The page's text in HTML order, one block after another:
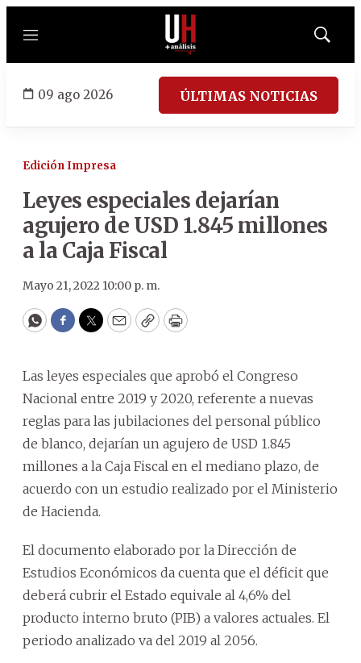
Menú
Mostrar
09 ago 2026 ÚLTIMAS NOTICIAS
Edición Impresa
Leyes especiales dejarían
agujero de USD 1.845 millones
a la Caja Fiscal
Mayo 21, 2022 10:00 p. m.
WhatsApp
Facebook
Twitter
EmailCopyPrint
Las leyes especiales que aprobó el Congreso
Nacional entre 2019 y 2020, referente a nuevas
reglas para las jubilaciones del personal público
de blanco, dejarían un agujero de USD 1.845
millones a la Caja Fiscal en el mediano plazo, de
acuerdo con un estudio realizado por el Ministerio
de Hacienda.
El documento elaborado por la Dirección de
Estudios Económicos da cuenta que el déficit que
deberá cubrir el Estado equivale al 4,6% del
producto interno bruto (PIB) a valores actuales. El
periodo analizado va del 2019 al 2056.